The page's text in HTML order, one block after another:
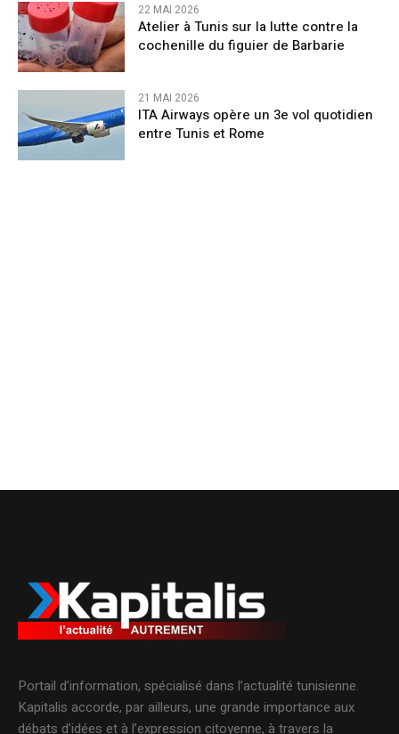
22 MAI 2026
Atelier à Tunis sur la lutte contre la
cochenille du figuier de Barbarie
21 MAI 2026
ITA Airways opère un 3e vol quotidien
entre Tunis et Rome
Portail d’information, spécialisé dans l’actualité tunisienne.
Kapitalis accorde, par ailleurs, une grande importance aux
débats d’idées et à l’expression citoyenne, à travers la